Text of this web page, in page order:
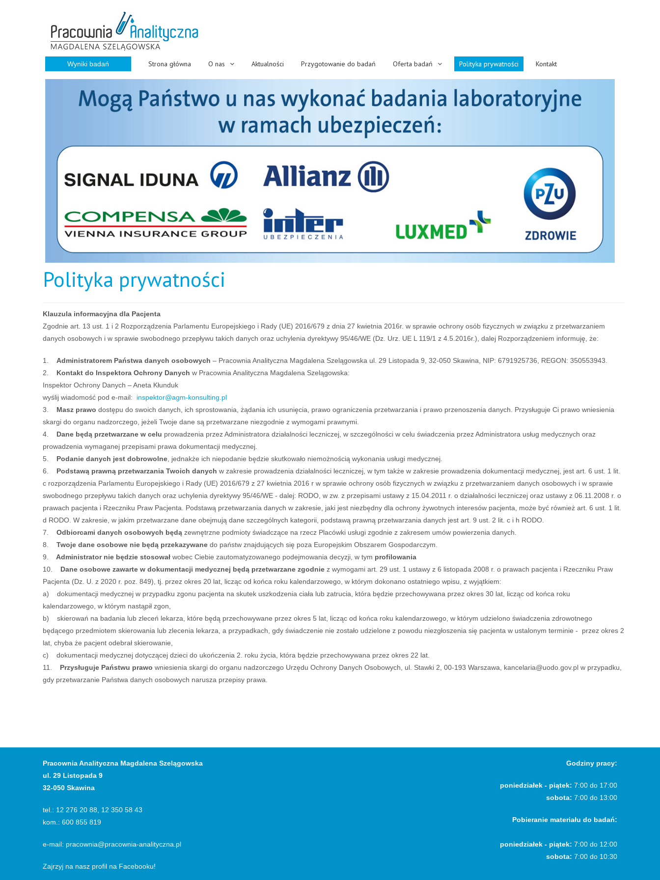
Wyniki badań Strona główna O nas Aktualności Przygotowanie do badań Oferta badań Polityka prywatności Kontakt
Polityka prywatności
Klauzula informacyjna dla Pacjenta
Zgodnie art. 13 ust. 1 i 2 Rozporządzenia Parlamentu Europejskiego i Rady (UE) 2016/679 z dnia 27 kwietnia 2016r. w sprawie ochrony osób fizycznych w związku z przetwarzaniem
danych osobowych i w sprawie swobodnego przepływu takich danych oraz uchylenia dyrektywy 95/46/WE (Dz. Urz. UE L 119/1 z 4.5.2016r.), dalej Rozporządzeniem informuję, że:
1. Administratorem Państwa danych osobowych – Pracownia Analityczna Magdalena Szelągowska ul. 29 Listopada 9, 32-050 Skawina, NIP: 6791925736, REGON: 350553943.
2.
Kontakt do Inspektora Ochrony Danych w Pracownia Analityczna Magdalena Szelągowska:
Inspektor Ochrony Danych – Aneta Kłunduk
wyślij wiadomość pod e-mail: inspektor@agm-konsulting.pl
3.
Masz prawo dostępu do swoich danych, ich sprostowania, żądania ich usunięcia, prawo ograniczenia przetwarzania i prawo przenoszenia danych. Przysługuje Ci prawo wniesienia
skargi do organu nadzorczego, jeżeli Twoje dane są przetwarzane niezgodnie z wymogami prawnymi.
4.
Dane będą przetwarzane w celu prowadzenia przez Administratora działalności leczniczej, w szczególności w celu świadczenia przez Administratora usług medycznych oraz
prowadzenia wymaganej przepisami prawa dokumentacji medycznej.
5.
Podanie danych jest dobrowolne, jednakże ich niepodanie będzie skutkowało niemożnością wykonania usługi medycznej.
6. Podstawą prawną przetwarzania Twoich danych w zakresie prowadzenia działalności leczniczej, w tym także w zakresie prowadzenia dokumentacji medycznej, jest art. 6 ust. 1 lit.
c rozporządzenia Parlamentu Europejskiego i Rady (UE) 2016/679 z 27 kwietnia 2016 r w sprawie ochrony osób fizycznych w związku z przetwarzaniem danych osobowych i w sprawie
swobodnego przepływu takich danych oraz uchylenia dyrektywy 95/46/WE - dalej: RODO, w zw. z przepisami ustawy z 15.04.2011 r. o działalności leczniczej oraz ustawy z 06.11.2008 r. o
prawach pacjenta i Rzeczniku Praw Pacjenta. Podstawą przetwarzania danych w zakresie, jaki jest niezbędny dla ochrony żywotnych interesów pacjenta, może być również art. 6 ust. 1 lit.
d RODO. W zakresie, w jakim przetwarzane dane obejmują dane szczególnych kategorii, podstawą prawną przetwarzania danych jest art. 9 ust. 2 lit. c i h RODO.
7. Odbiorcami danych osobowych będą zewnętrzne podmioty świadczące na rzecz Placówki usługi zgodnie z zakresem umów powierzenia danych.
8. Twoje dane osobowe nie będą przekazywane do państw znajdujących się poza Europejskim Obszarem Gospodarczym.
9.
Administrator nie będzie stosował wobec Ciebie zautomatyzowanego podejmowania decyzji, w tym profilowania
10.
Dane osobowe zawarte w dokumentacji medycznej będą przetwarzane zgodnie z wymogami art. 29 ust. 1 ustawy z 6 listopada 2008 r. o prawach pacjenta i Rzeczniku Praw
Pacjenta (Dz. U. z 2020 r. poz. 849), tj. przez okres 20 lat, licząc od końca roku kalendarzowego, w którym dokonano ostatniego wpisu, z wyjątkiem:
a) dokumentacji medycznej w przypadku zgonu pacjenta na skutek uszkodzenia ciała lub zatrucia, która będzie przechowywana przez okres 30 lat, licząc od końca roku
kalendarzowego, w którym nastąpił zgon,
b) skierowań na badania lub zleceń lekarza, które będą przechowywane przez okres 5 lat, licząc od końca roku kalendarzowego, w którym udzielono świadczenia zdrowotnego
będącego przedmiotem skierowania lub zlecenia lekarza, a przypadkach, gdy świadczenie nie zostało udzielone z powodu niezgłoszenia się pacjenta w ustalonym terminie - przez okres 2
lat, chyba że pacjent odebrał skierowanie,
c) dokumentacji medycznej dotyczącej dzieci do ukończenia 2. roku życia, która będzie przechowywana przez okres 22 lat.
11. Przysługuje Państwu prawo wniesienia skargi do organu nadzorczego Urzędu Ochrony Danych Osobowych, ul. Stawki 2, 00-193 Warszawa, kancelaria@uodo.gov.pl w przypadku,
gdy przetwarzanie Państwa danych osobowych narusza przepisy prawa.
Pracownia Analityczna Magdalena Szelągowska
ul. 29 Listopada 9
32-050 Skawina
tel.: 12 276 20 88, 12 350 58 43
kom.: 600 855 819
e-mail: pracownia@pracownia-analityczna.pl
Zajrzyj na nasz profil na Facebooku!
Godziny pracy:
poniedziałek - piątek: 7:00 do 17:00
sobota: 7:00 do 13:00
Pobieranie materiału do badań:
poniedziałek - piątek: 7:00 do 12:00
sobota: 7:00 do 10:30